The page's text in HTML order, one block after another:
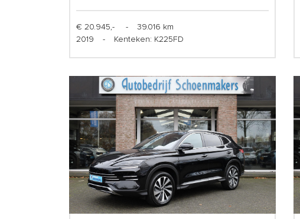
Executive
€ 20.945,- -
39.016 km
2019
- Kenteken: K225FD